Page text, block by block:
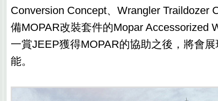
Conversion Concept、Wrangler Traildozer
備MOPAR改裝套件的Mopar Accessorized
一賞JEEP獲得MOPAR的協助之後，將會
能。